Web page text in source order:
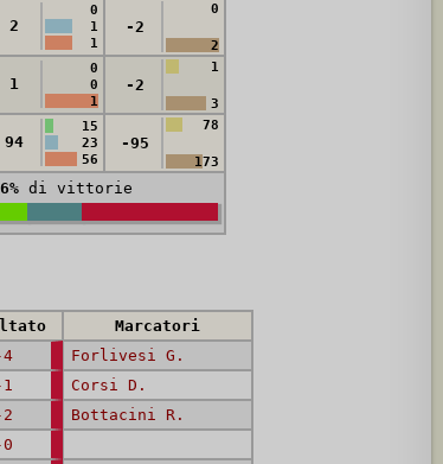
2
0
1
1
-2
0
2
1
0
0
1
-2
1
3
94
15
23
56
-95
78
173
di vittorie
Marcatori
Forlivesi G.
Corsi D.
Bottacini R.